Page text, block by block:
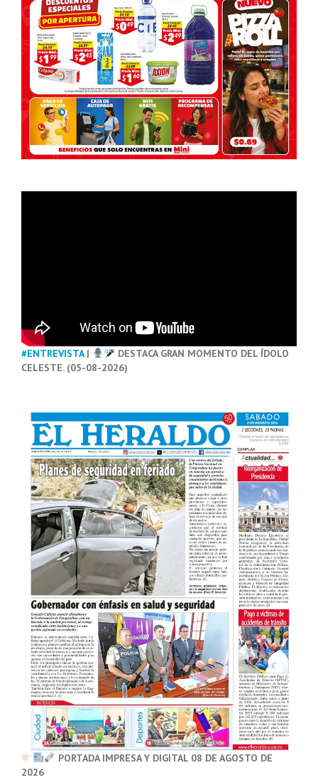
#ENTREVISTA|
DESTACA GRAN MOMENTO DEL ÍDOLO
CELESTE. (05-08-2026)
PORTADA IMPRESA Y DIGITAL 08 DE AGOSTO DE
2026